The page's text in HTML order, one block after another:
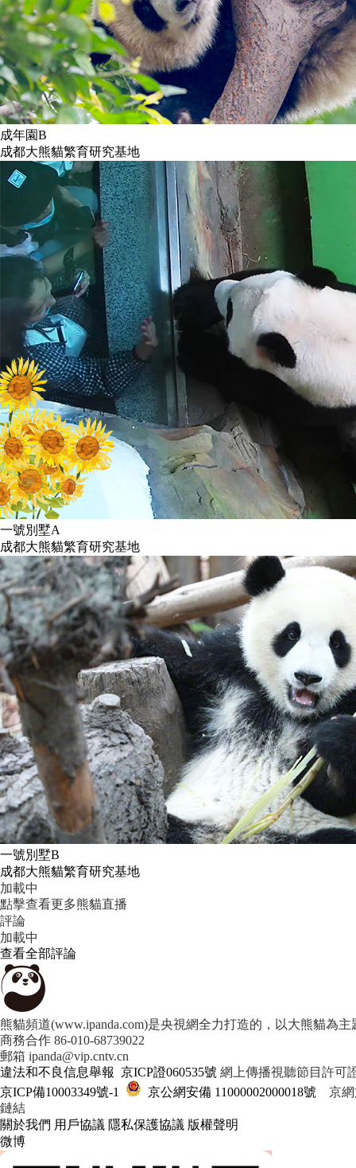
成年園B
成都大熊貓繁育研究基地
一號別墅A
成都大熊貓繁育研究基地
一號別墅B
成都大熊貓繁育研究基地
加載中
點擊查看更多熊貓直播
評論
加載中
查看全部評論
熊貓頻道(www.ipanda.com)是央視網全力打造的，以大熊貓為
商務合作 86-010-68739022
郵箱 ipanda@vip.cntv.cn
違法和不良信息舉報 京ICP證060535號 網上傳播視聽節目許可
京ICP備10003349號-1
京公網安備 11000002000018號
京網
鏈結
關於我們 用戶協議 隱私保護協議 版權聲明
微博